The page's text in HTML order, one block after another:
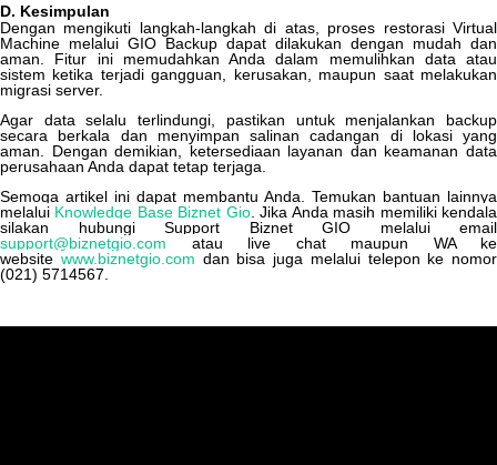
D. Kesimpulan
Dengan mengikuti langkah-langkah di atas, proses restorasi Virtual
Machine melalui GIO Backup dapat dilakukan dengan mudah dan
aman
Fitur ini memudahkan Anda dalam memulihkan data
atau
sistem ketika terjadi gangguan kerusakan maupun saat melakukan
migrasi server.
Agar
data selalu terlindungi pastikan untuk menjalankan
backup
secara
berkala dan menyimpan salinan cadangan di lokasi yang
aman
Dengan demikian ketersediaan layanan dan keamanan data
perusahaan Anda dapat tetap terjaga
Semoga artikel ini dapat membantu Anda Temukan bantuan lainnya
melalui Knowledge Base Biznet Gio. Jika Anda masih memiliki kendala
silakan
hubungi Support Biznet GIO melalui
email
support@biznetgio com atau live chat maupun WA
ke
website www. biznetgio. com dan bisa juga melalui telepon ke nomor
(021) 5714567